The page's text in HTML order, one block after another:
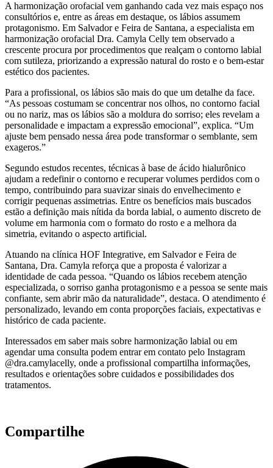
A harmonização orofacial vem ganhando cada vez mais espaço nos
consultórios e, entre as áreas em destaque, os lábios assumem
protagonismo. Em Salvador e Feira de Santana, a especialista em
harmonização orofacial Dra. Camyla Celly tem observado a
crescente procura por procedimentos que realçam o contorno labial
com sutileza, priorizando a expressão natural do rosto e o bem-estar
estético dos pacientes.
Para a profissional, os lábios são mais do que um detalhe da face.
“As pessoas costumam se concentrar nos olhos, no contorno facial
ou no nariz, mas os lábios são a moldura do sorriso; eles revelam a
personalidade e impactam a expressão emocional”, explica. “Um
ajuste bem pensado nessa área pode transformar o semblante, sem
exageros.”
Segundo estudos recentes, técnicas à base de ácido hialurônico
ajudam a redefinir o contorno e recuperar volumes perdidos com o
tempo, contribuindo para suavizar sinais do envelhecimento e
corrigir pequenas assimetrias. Entre os benefícios mais buscados
estão a definição mais nítida da borda labial, o aumento discreto de
volume em harmonia com o formato do rosto e a melhora da
simetria, evitando o aspecto artificial.
Atuando na clínica HOF Integrative, em Salvador e Feira de
Santana, Dra. Camyla reforça que a proposta é valorizar a
identidade de cada pessoa. “Quando os lábios recebem atenção
especializada, o sorriso ganha protagonismo e a pessoa se sente mais
confiante, sem abrir mão da naturalidade”, destaca. O atendimento é
personalizado, levando em conta proporções faciais, expectativas e
histórico de cada paciente.
Interessados em saber mais sobre harmonização labial ou em
agendar uma consulta podem entrar em contato pelo Instagram
@dra.camylacelly, onde a profissional compartilha informações,
resultados e orientações sobre cuidados e possibilidades dos
tratamentos.
Compartilhe